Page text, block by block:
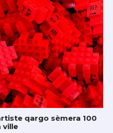
qargo sèmera 100
ville